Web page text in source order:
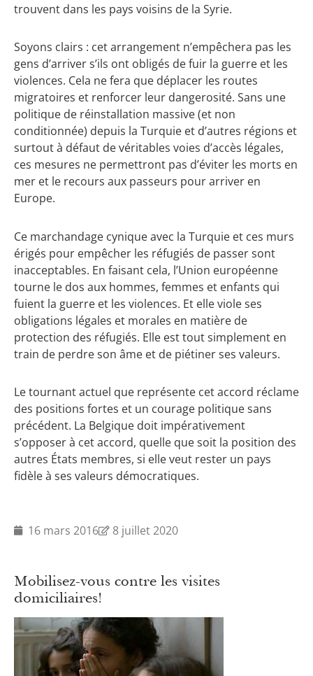
trouvent dans les pays voisins de la Syrie.
Soyons clairs : cet arrangement n’empêchera pas les
gens d’arriver s’ils ont obligés de fuir la guerre et les
violences. Cela ne fera que déplacer les routes
migratoires et renforcer leur dangerosité. Sans une
politique de réinstallation massive (et non
conditionnée) depuis la Turquie et d’autres régions et
surtout à défaut de véritables voies d’accès légales,
ces mesures ne permettront pas d’éviter les morts en
mer et le recours aux passeurs pour arriver en
Europe.
Ce marchandage cynique avec la Turquie et ces murs
érigés pour empêcher les réfugiés de passer sont
inacceptables. En faisant cela, l’Union européenne
tourne le dos aux hommes, femmes et enfants qui
fuient la guerre et les violences. Et elle viole ses
obligations légales et morales en matière de
protection des réfugiés. Elle est tout simplement en
train de perdre son âme et de piétiner ses valeurs.
Le tournant actuel que représente cet accord réclame
des positions fortes et un courage politique sans
précédent. La Belgique doit impérativement
s’opposer à cet accord, quelle que soit la position des
autres États membres, si elle veut rester un pays
fidèle à ses valeurs démocratiques.
16 mars 2016 8 juillet 2020
Mobilisez-vous contre les visites
domiciliaires!